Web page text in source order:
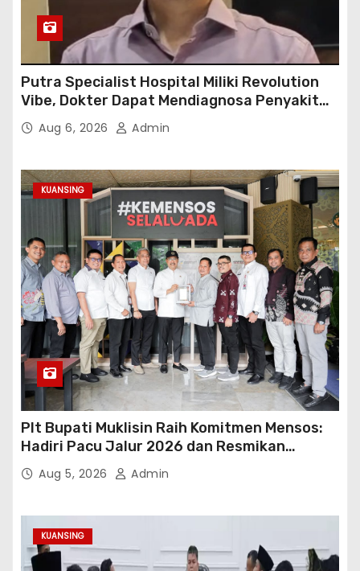
Putra Specialist Hospital Miliki Revolution
Vibe, Dokter Dapat Mendiagnosa Penyakit
dengan Tepat
Aug 6, 2026 Admin
KUANSING
Plt Bupati Muklisin Raih Komitmen Mensos:
Hadiri Pacu Jalur 2026 dan Resmikan
Sekolah Rakyat Kuansing
Aug 5, 2026 Admin
KUANSING